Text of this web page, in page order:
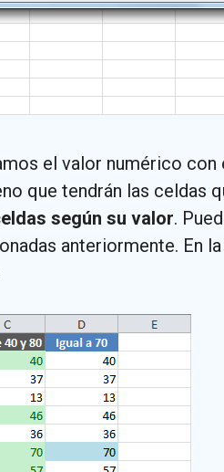
el valor numérico
que tendrán las celdas
según su valor.
anteriormente. En